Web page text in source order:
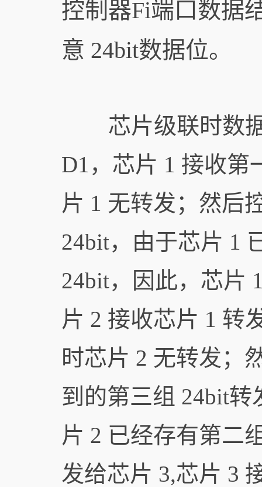
控制器Fi端口数据
意 24bit数据位。
芯片级联时数据
D1，芯片 1 接收第
片 1 无转发；然后
24bit，由于芯片 1
24bit，因此，芯片
片 2 接收芯片 1 转
时芯片 2 无转发；
到的第三组 24bit
片 2 已经存有第二
发给芯片 3,芯片 3